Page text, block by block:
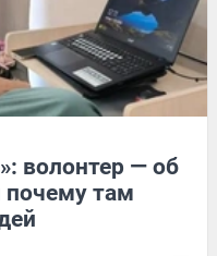
волонтер — об
почему там